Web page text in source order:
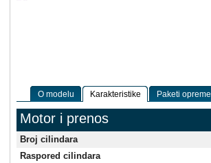
O modelu Karakteristike Paketi opreme
Motor i prenos
Broj cilindara
Raspored cilindara